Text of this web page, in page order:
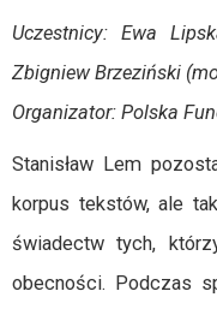
Uczestnicy: Ewa
Zbigniew Brzeziński
Organizator: Polska
Stanisław Lem
korpus tekstów, ale
świadectw tych,
obecności. Podczas